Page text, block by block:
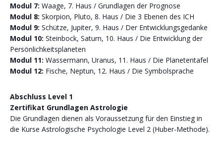
Modul 7: Waage, 7. Haus / Grundlagen der Prognose
Modul 8: Skorpion, Pluto, 8. Haus / Die 3 Ebenen des ICH
Modul 9: Schütze, Jupiter, 9. Haus / Der Entwicklungsgedanke
Modul 10: Steinbock, Saturn, 10. Haus / Die Entwicklung der
Persönlichkeitsplaneten
Modul 11: Wassermann, Uranus, 11. Haus / Die Planetentafel
Modul 12: Fische, Neptun, 12. Haus / Die Symbolsprache
Abschluss Level 1
Zertifikat Grundlagen Astrologie
Die Grundlagen dienen als Voraussetzung für den Einstieg in
die Kurse Astrologische Psychologie Level 2 (Huber-Methode).